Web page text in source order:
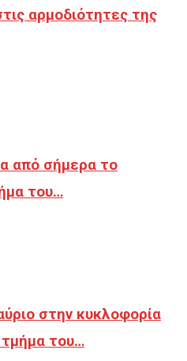
αρμοδιότητες της
από σήμερα το
του…
στην κυκλοφορία
του…